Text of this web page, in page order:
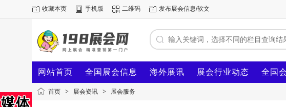
收藏本页 手机版 二维码 发布展会信息/软文
网站首页 全国展会信息 海外展讯 展会行业动态 全国
首页 > 展会资讯 > 展会服务